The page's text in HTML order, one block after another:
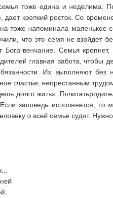
тоже едина и неделима.
крепкий росток. Со
тоже напоминала маленькое
что это семя не взойдет
Бога-венчание. Семья
главная забота,
Их выполняют
счастье, непрестанным
долго жить».
Если заповедь исполняется,
о всей семье судят.